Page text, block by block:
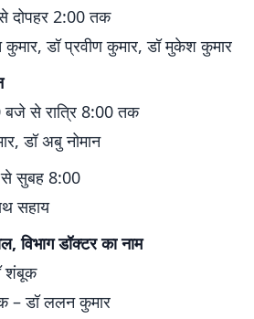
दोपहर 2:00 तक
कुमार, डॉ प्रवीण कुमार, डॉ मुकेश कुमार
बजे से रात्रि 8:00 तक
डॉ अबु नोमान
से सुबह 8:00
सहाय
विभाग डॉक्टर का नाम
शंबूक
– डॉ ललन कुमार